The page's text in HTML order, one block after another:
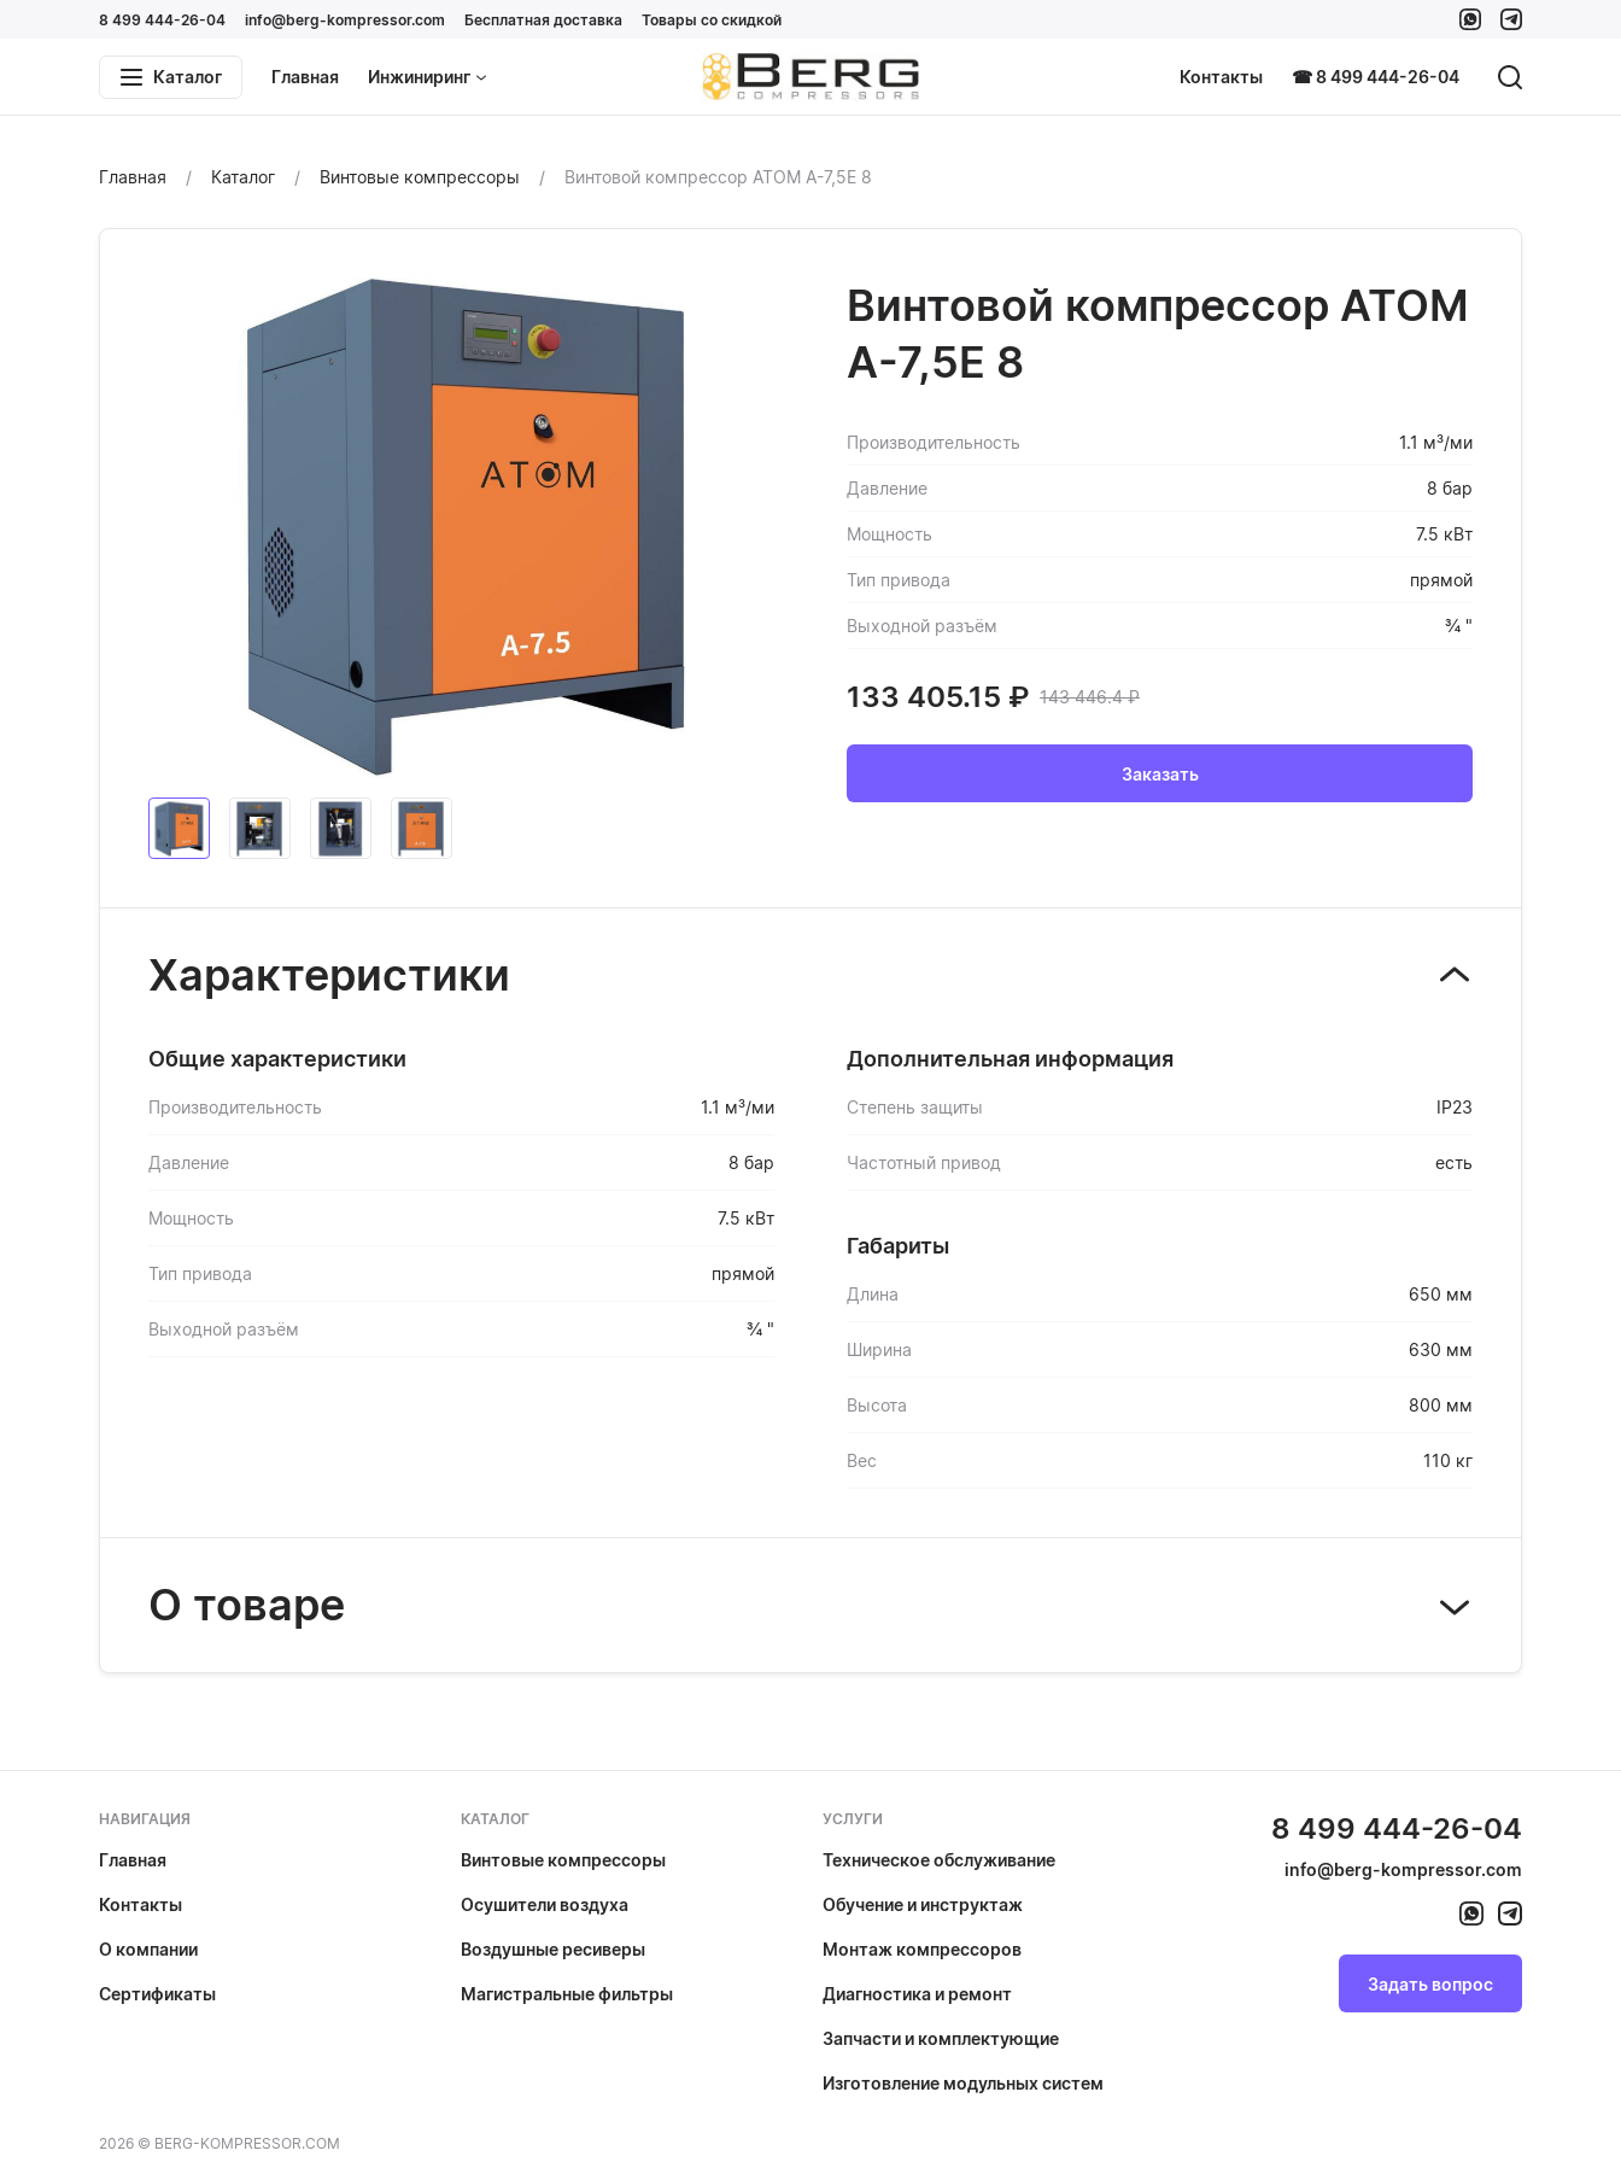
8 499 444-26-04 info@berg-kompressor.com Бесплатная доставка Товары со скидкой
Каталог Главная Инжиниринг Контакты ☎ 8 499 444-26-04
Главная Каталог Винтовые компрессоры Винтовой компрессор ATOM А-7,5Е 8
Винтовой компрессор ATOM
А-7,5Е 8
Производительность 1.1 м³/ми
Давление 8 бар
Мощность 7.5 кВт
Тип привода прямой
Выходной разъём ¾ "
133 405.15 ₽ 143 446.4₽
Заказать
Характеристики
Общие характеристики
Производительность 1.1 м³/ми
Давление 8 бар
Мощность 7.5 кВт
Тип привода прямой
Выходной разъём ¾ "
Дополнительная информация
Степень защиты IP23
Частотный привод есть
Габариты
Длина 650 мм
Ширина 630 мм
Высота 800 мм
Вес 110 кг
О товаре
НАВИГАЦИЯ
Главная
Контакты
О компании
Сертификаты
КАТАЛОГ
Винтовые компрессоры
Осушители воздуха
Воздушные ресиверы
Магистральные фильтры
УСЛУГИ
Техническое обслуживание
Обучение и инструктаж
Монтаж компрессоров
Диагностика и ремонт
Запчасти и комплектующие
Изготовление модульных систем
8 499 444-26-04
info@berg-kompressor.com
Задать вопрос
2026 © BERG-KOMPRESSOR.COM